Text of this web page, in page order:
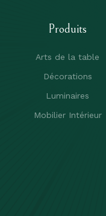
Produits
Arts de la table
Décorations
Luminaires
Mobilier Intérieur